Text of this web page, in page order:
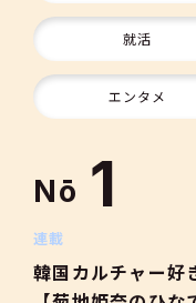
就活
エンタメ
Nō
9
10
1
2
連載
韓国カルチャー好